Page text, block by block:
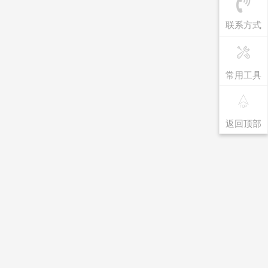
联系方式
常用工具
返回顶部